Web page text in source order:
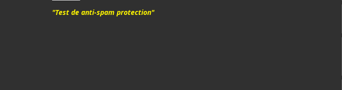
"Test de anti-spam protection"